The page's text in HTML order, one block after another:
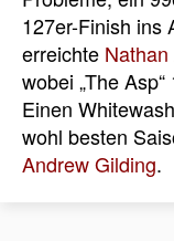
127er-Finish ins
erreichte
wobei „The
Einen
wohl besten
Andrew Gilding.